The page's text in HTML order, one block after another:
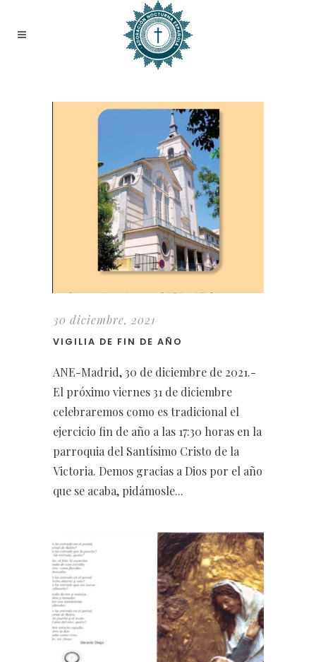
30 diciembre, 2021
VIGILIA DE FIN DE AÑO
ANE-Madrid, 30 de diciembre de 2021.-
El próximo viernes 31 de diciembre
celebraremos como es tradicional el
ejercicio fin de año a las 17:30 horas en la
parroquia del Santísimo Cristo de la
Victoria. Demos gracias a Dios por el año
que se acaba, pidámosle...